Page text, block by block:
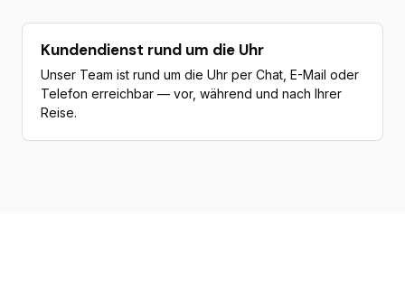
Kundendienst rund um die Uhr
Unser Team ist rund um die Uhr per Chat, E-Mail oder
Telefon erreichbar — vor, während und nach Ihrer
Reise.